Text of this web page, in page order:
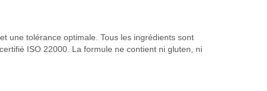
une tolérance optimale. Tous les ingrédients sont
ISO 22000. La formule ne contient ni gluten, ni